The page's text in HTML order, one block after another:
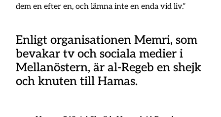
dem en efter en, och lämna inte en enda vid liv.”
Enligt organisationen Memri, som
bevakar tv och sociala medier i
Mellanöstern, är al-Regeb en shejk
och knuten till Hamas.